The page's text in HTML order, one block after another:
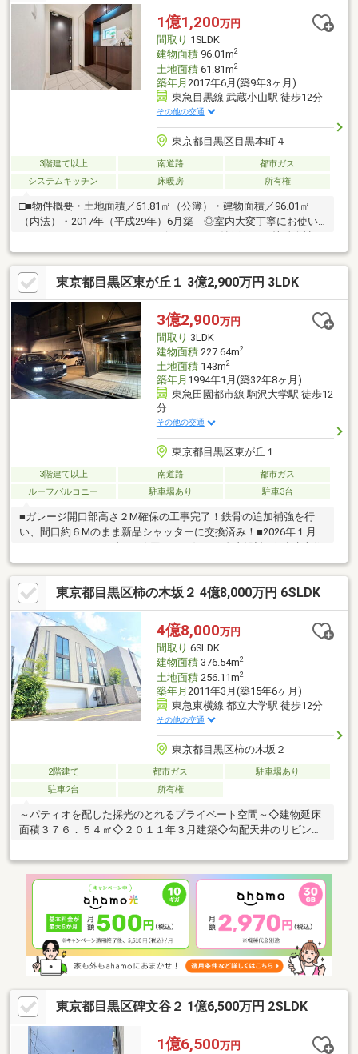
不動産情報に特化し、桜新町・自由が丘・目黒の3拠点にて営業さ
せて頂いております。お気軽にお問い合わせくださいませ。
1億1,200万円
間取り 1SLDK
建物面積96.01m2
土地面積61.81m2
築年月 2017年6月(築9年3ヶ月)
東急目黒線 武蔵小山駅 徒歩12分
その他の交通
東京都目黒区目黒本町４
3階建て以上 南道路
都市ガス
システムキッチン
床暖房 所有権
□■物件概要・土地面積／61.81㎡（公簿）・建物面積／96.01㎡
（内法）・2017年（平成29年）6月築 ◎室内大変丁寧にお使い
栄建築設計による旧分譲戸建・駐車スペース1台分あり ※駐車可
能な車両は車種によります。・閑静な住宅街・学校へのアクセス
良好 ◎月光原小学校まで約150m（徒歩2分） ◎目黒南中学校
まで約470ｍ（徒歩6分）・床暖房付きのLDK□■交通アクセス・目
黒線「武蔵小山」駅徒歩12分・目黒線「西小山」駅徒歩14分・東
横線「学芸大学」駅徒歩17分◎3駅2路線利用可能です。◎駅まで
平坦道です。
東京都目黒区東が丘１ 3億2,900万円 3LDK
3億2,900万円
間取り 3LDK
建物面積227.64m2
土地面積143m2
築年月 1994年1月(築32年8ヶ月)
東急田園都市線 駒沢大学駅 徒歩12
分
その他の交通
東京都目黒区東が丘１
3階建て以上 南道路
都市ガス
ルーフバルコニー
駐車場あり 駐車3台
■ガレージ開口部高さ２M確保の工事完了！鉄骨の追加補強を行
い、間口約６Mのまま新品シャッターに交換済み！■2026年１月
宅では不可能な柱や壁のないワイドスパンの特大ガレージ＆リビ
ング！■２階リビングは大型強化ガラス張りに天井高２．６M解放
感抜群！室内ドアも特注サイズ！■南向き3階マスターベッドルー
ムに屋外パーティー、BBQも楽しめる特大バルコニー(ガス口・水
道・ライト既設)■防犯対策万全！ＳＥＣＯＭオートロックシステ
ム、防犯カメラ設置あり！■全館トイレキッチンバスルームに至
るまでスピーカー既設～24時間音楽のある生活を～
東京都目黒区柿の木坂２ 4億8,000万円 6SLDK
4億8,000万円
間取り 6SLDK
建物面積376.54m2
土地面積256.11m2
築年月 2011年3月(築15年6ヶ月)
東急東横線 都立大学駅 徒歩12分
その他の交通
東京都目黒区柿の木坂２
2階建て 都市ガス
駐車場あり
駐車2台
所有権
～パティオを配した採光のとれるプライベート空間～◇建物延床
面積３７６．５４㎡◇２０１１年３月建築◇勾配天井のリビング
のＤＥＮ～充実の収納～◇シュークローク・コートクローク◇ウ
ォークインクローゼット×３◇サービスルーム（納戸）×２◇パン
トリー・クローク◇ロフト
東京都目黒区碑文谷２ 1億6,500万円 2SLDK
1億6,500万円